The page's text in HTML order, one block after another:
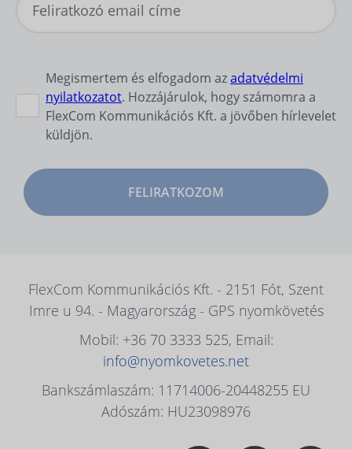
Megismertem és elfogadom azadatvédelmi
nyilatkozatot. Hozzájárulok, hogy számomra a
FlexCom Kommunikációs Kft. a jövőben hírlevelet
küldjön.
FELIRATKOZOM
FlexCom Kommunikációs Kft. - 2151 Fót, Szent
Imre u 94. - Magyarország - GPS nyomkövetés
Mobil: +36 70 3333 525, Email:
info@nyomkovetes.net
Bankszámlaszám: 11714006-20448255 EU
Adószám: HU23098976